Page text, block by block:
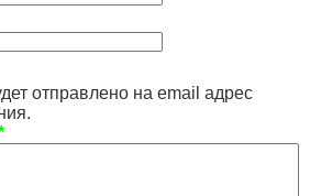
отправлено на email адрес